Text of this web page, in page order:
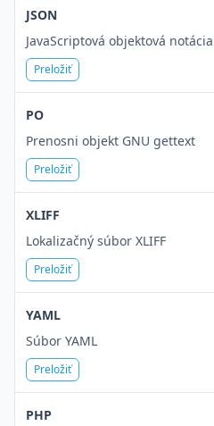
JSON
JavaScriptová objektová notácia
Preložiť
PO
Prenosni objekt GNU gettext
Preložiť
XLIFF
Lokalizačný súbor XLIFF
Preložiť
YAML
Súbor YAML
Preložiť
PHP